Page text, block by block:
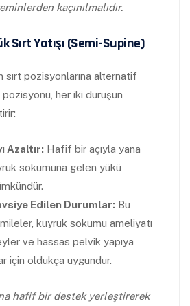
kaçınılmalıdır.
Sırt Yatışı (Semi-Supine)
sırt pozisyonlarına alternatif
her iki duruşun
Azaltır: Hafif bir açıyla yana
sokumuna gelen yükü
Edilen Durumlar: Bu
kuyruk sokumu ameliyatı
ve hassas pelvik yapıya
için oldukça uygundur.
hafif bir destek yerleştirerek